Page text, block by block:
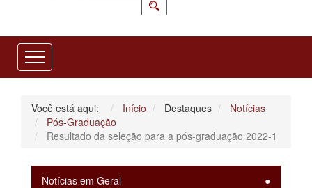
Você está aqui: Início Destaques
Notícias
Pós-Graduação
Resultado da seleção para a pós-graduação 2022-1
Notícias em Geral